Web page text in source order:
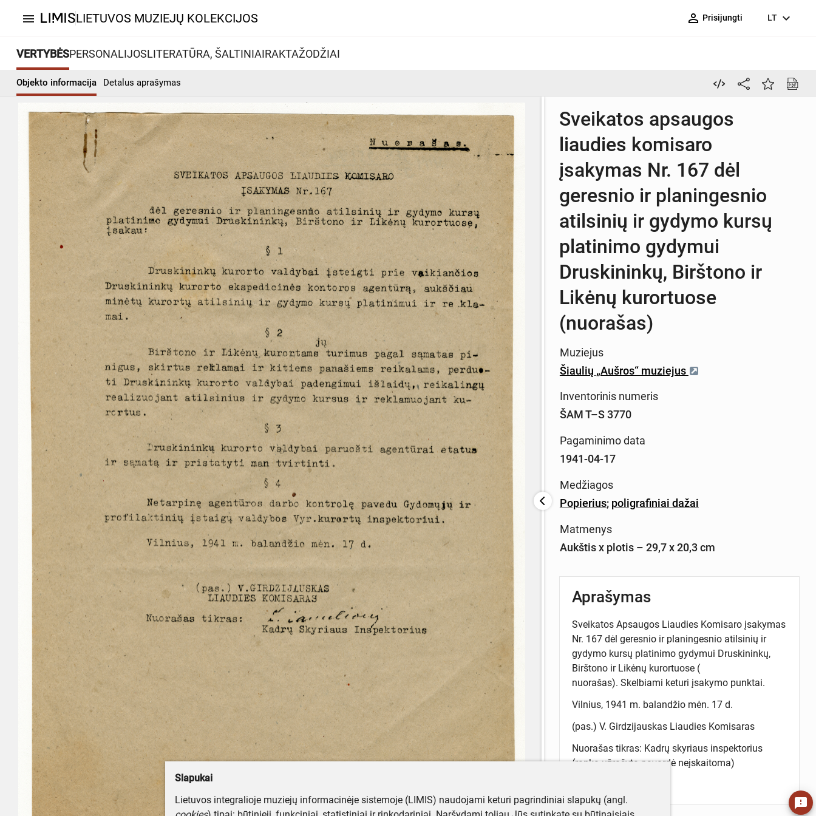
menu LIETUVOS MUZIEJŲ KOLEKCIJOS person_outline Prisijungti LT expand_more
VERTYBĖSPERSONALIJOSLITERATŪRA, ŠALTINIAIRAKTAŽODŽIAI
Objekto informacija Detalus aprašymas
Sveikatos apsaugos
liaudies komisaro
įsakymas Nr. 167 dėl
geresnio ir planingesnio
atilsinių ir gydymo kursų
platinimo gydymui
Druskininkų, Birštono ir
Likėnų kurortuose
(nuorašas)
Muziejus
Šiaulių „Aušros“ muziejus
Inventorinis numeris
ŠAM T–S 3770
Pagaminimo data
1941-04-17
Medžiagos
Popierius; poligrafiniai dažai
Matmenys
Aukštis x plotis – 29,7 x 20,3 cm
Aprašymas
Sveikatos Apsaugos Liaudies Komisaro įsakymas
Nr. 167 dėl geresnio ir planingesnio atilsinių ir
gydymo kursų platinimo gydymui Druskininkų,
Birštono ir Likėnų kurortuose (
nuorašas). Skelbiami keturi įsakymo punktai.
Vilnius, 1941 m. balandžio mėn. 17 d.
(pas.) V. Girdzijauskas Liaudies Komisaras
Nuorašas tikras: Kadrų skyriaus inspektorius
(ranka užrašyta pavardė neįskaitoma)
feedback
Slapukai
Lietuvos integralioje muziejų informacinėje sistemoje (LIMIS) naudojami keturi pagrindiniai slapukų (angl.